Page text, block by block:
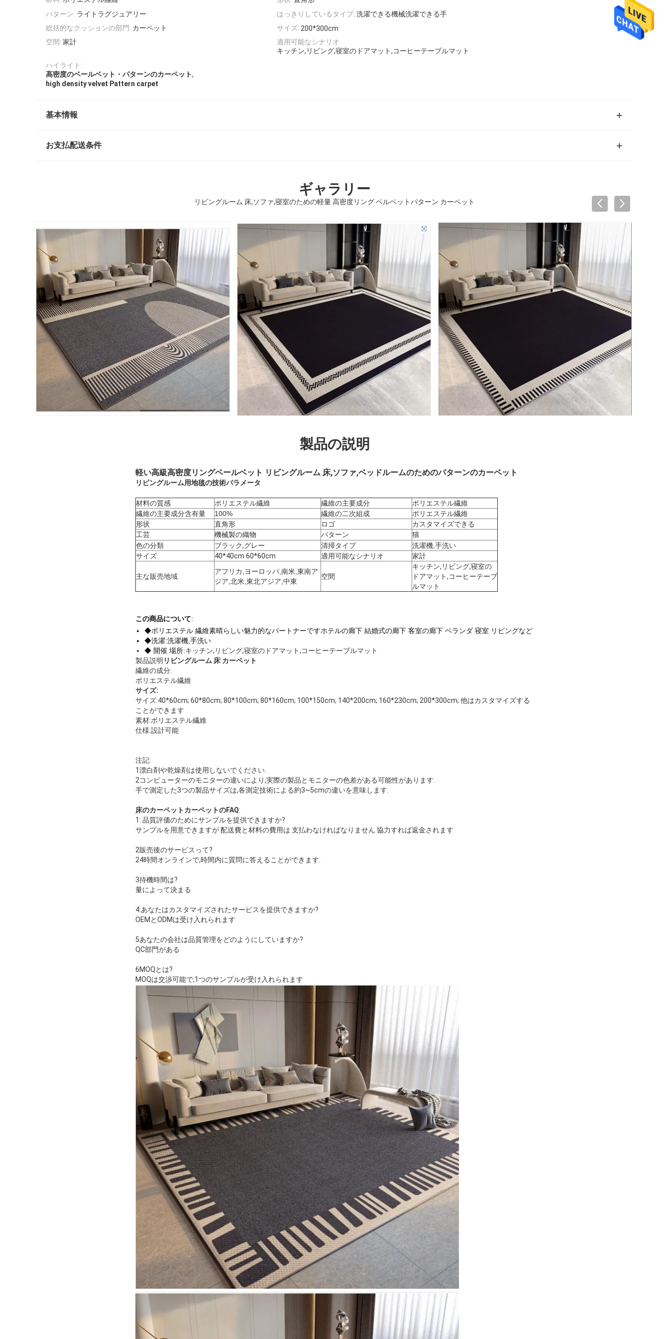
パターン: ライトラグジュアリー はっきりしているタイプ: 洗濯できる機械洗濯できる手
総括的なクッションの部門: カーペット サイズ: 200*300cm
空間: 家計
適用可能なシナリオ:
キッチン,リビング,寝室のドアマット,コーヒーテーブルマット
ハイライト:
高密度のベールベット・パターンのカーペット,
high density velvet Pattern carpet
基本情報
お支払配送条件
ギャラリー
リビングルーム 床,ソファ,寝室のための軽量 高密度リング ベルベットパターン カーペット
製品の説明
軽い高級高密度リングベールベット リビングルーム 床,ソファ,ベッドルームのためのパターンのカーペット
リビングルーム用地毯の技術パラメータ
材料の質感 ポリエステル繊維 繊維の主要成分
ポリエステル繊維
繊維の主要成分含有量
100% 繊維の二次組成
ポリエステル繊維
形状
直角形 ロゴ
カスタマイズできる
工芸
機械製の織物 パターン
猫
色の分類
ブラック,グレー 清掃タイプ
洗濯機,手洗い
サイズ
40*40cm 60*60cm 適用可能なシナリオ 家計
主な販売地域
アフリカ,ヨーロッパ,南米,東南ア
ジア,北米,東北アジア,中東
空間
キッチン,リビング,寝室の
ドアマット,コーヒーテーブ
ルマット
この商品について:
◆ポリエステル 繊維素晴らしい魅力的なパートナーですホテルの廊下 結婚式の廊下 客室の廊下 ベランダ 寝室 リビングなど
◆洗濯:洗濯機,手洗い
◆ 開催 場所:キッチン,リビング,寝室のドアマット,コーヒーテーブルマット
製品説明 リビングルーム 床 カーペット
繊維の成分:
ポリエステル繊維
サイズ:
サイズ:40*60cm; 60*80cm; 80*100cm; 80*160cm; 100*150cm; 140*200cm; 160*230cm; 200*300cm; 他はカスタマイズする
ことができます
素材:ポリエステル繊維
仕様:設計可能
注記:
1漂白剤や乾燥剤は使用しないでください.
2コンピューターのモニターの違いにより,実際の製品とモニターの色差がある可能性があります.
手で測定した3つの製品サイズは,各測定技術による約3~5cmの違いを意味します.
床のカーペットカーペットのFAQ:
1: 品質評価のためにサンプルを提供できますか?
サンプルを用意できますが 配送費と材料の費用は 支払わなければなりません 協力すれば返金されます
2販売後のサービスって?
24時間オンラインで,時間内に質問に答えることができます.
3待機時間は?
量によって決まる
4:あなたはカスタマイズされたサービスを提供できますか?
OEMとODMは受け入れられます
5あなたの会社は品質管理をどのようにしていますか?
QC部門がある
6MOQとは?
MOQは交渉可能で,1つのサンプルが受け入れられます